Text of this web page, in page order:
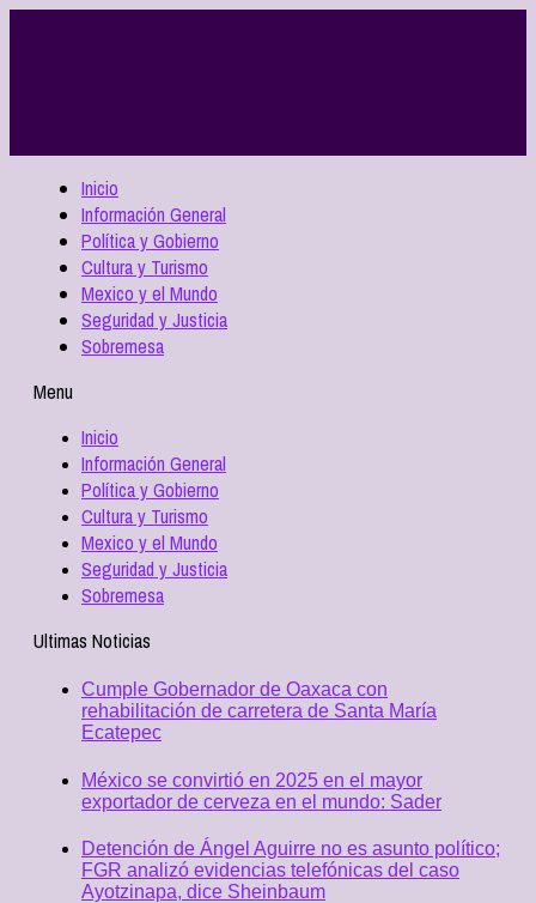
Inicio
Información General
Política y Gobierno
Cultura y Turismo
Mexico y el Mundo
Seguridad y Justicia
Sobremesa
Menu
Inicio
Información General
Política y Gobierno
Cultura y Turismo
Mexico y el Mundo
Seguridad y Justicia
Sobremesa
Ultimas Noticias
Cumple Gobernador de Oaxaca con
rehabilitación de carretera de Santa María
Ecatepec
México se convirtió en 2025 en el mayor
exportador de cerveza en el mundo: Sader
Detención de Ángel Aguirre no es asunto político;
FGR analizó evidencias telefónicas del caso
Ayotzinapa, dice Sheinbaum